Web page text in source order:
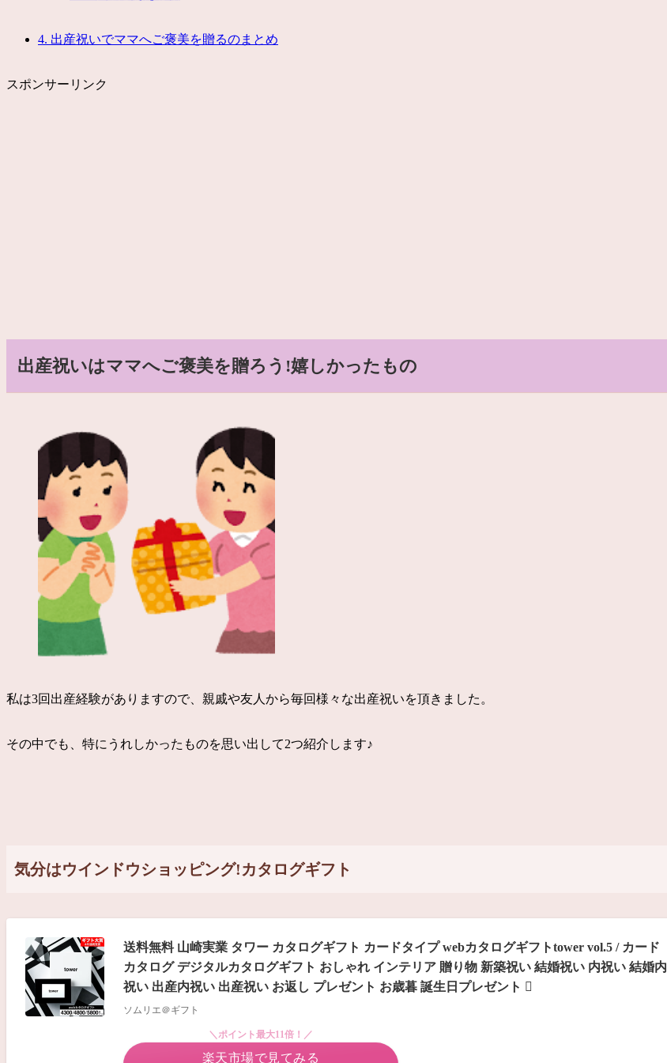
4. 出産祝いでママへご褒美を贈るのまとめ
スポンサーリンク
出産祝いはママへご褒美を贈ろう!嬉しかったもの
私は3回出産経験がありますので、親戚や友人から毎回様々な出産祝いを頂きました。
その中でも、特にうれしかったものを思い出して2つ紹介します♪
気分はウインドウショッピング!カタログギフト
送料無料 山崎実業 タワー カタログギフト カードタイプ webカタログギフトtower vol.5 / カード
カタログ デジタルカタログギフト おしゃれ インテリア 贈り物 新築祝い 結婚祝い 内祝い 結婚内
祝い 出産内祝い 出産祝い お返し プレゼント お歳暮 誕生日プレゼント
ソムリエ＠ギフト
＼ポイント最大11倍！／
楽天市場で見てみる